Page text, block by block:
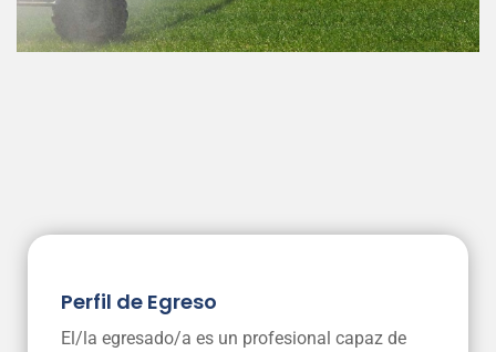
Perfil de Egreso
El/la egresado/a es un profesional capaz de